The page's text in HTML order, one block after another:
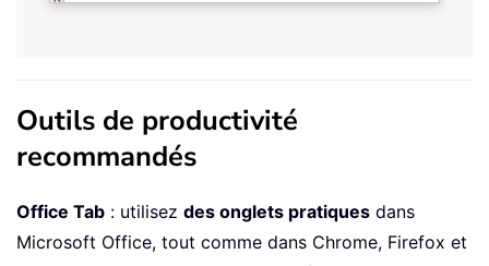
Outils de productivité
recommandés
Office Tab : utilisez des onglets pratiques dans
Microsoft Office, tout comme dans Chrome, Firefox et